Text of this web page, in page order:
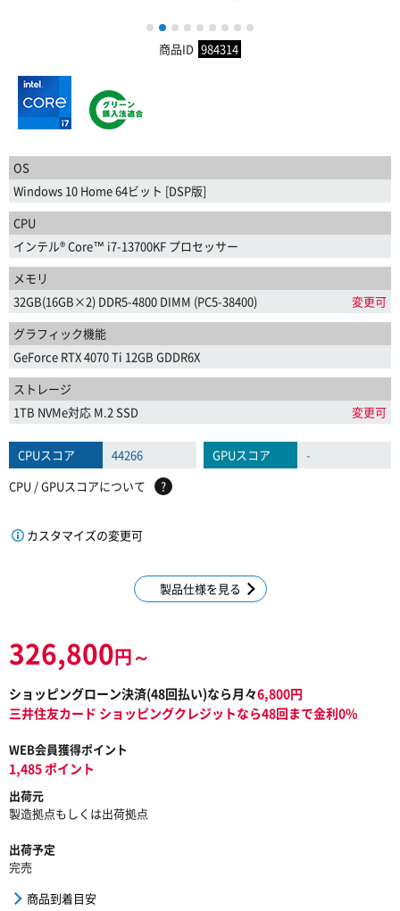
1 2 3 4 5 6 7 8
商品ID 984314
OS
Windows 10 Home 64ビット [DSP版]
CPU
インテル® Core™ i7-13700KF プロセッサー
メモリ
32GB(16GB×2) DDR5-4800 DIMM (PC5-38400)
変更可
グラフィック機能
GeForce RTX 4070 Ti 12GB GDDR6X
ストレージ
1TB NVMe対応 M.2 SSD
変更可
CPUスコア 44266 GPUスコア
-
CPU / GPUスコアについて
?
カスタマイズの変更可
製品仕様を見る
326,800円～
ショッピングローン決済(48回払い)なら月々6,800円
三井住友カード ショッピングクレジットなら48回まで金利0%
WEB会員獲得ポイント
1,485 ポイント
出荷元
製造拠点もしくは出荷拠点
出荷予定
完売
商品到着目安